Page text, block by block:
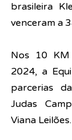
brasileira
venceram a 3
Nos 10 KM
2024, a
parcerias
Judas
Viana Leilões.